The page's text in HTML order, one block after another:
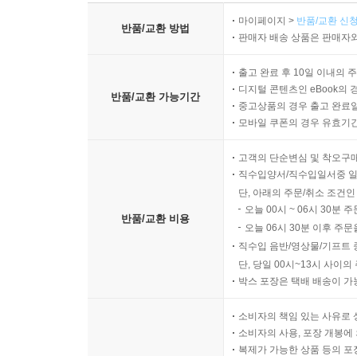
반품/교환 방법
마이페이지 > 반품/교환 신
판매자 배송 상품은 판매자
반품/교환 가능기간
출고 완료 후 10일 이내의
디지털 콘텐츠인 eBook의
중고상품의 경우 출고 완료
모바일 쿠폰의 경우 유효기
반품/교환 비용
고객의 단순변심 및 착오구
직수입양서/직수입일서중
단, 아래의 주문/취소 조건
오늘 00시 ~ 06시 30분
오늘 06시 30분 이후 주
직수입 음반/영상물/기프트
단, 당일 00시~13시 사이의
박스 포장은 택배 배송이
소비자의 책임 있는 사유로
소비자의 사용, 포장 개봉
복제가 가능한 상품 등의